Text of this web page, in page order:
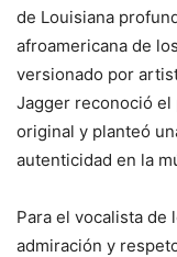
de Louisiana
afroamericana de
versionado por
Jagger reconoció
original y planteó
autenticidad en la
Para el vocalista de
admiración y